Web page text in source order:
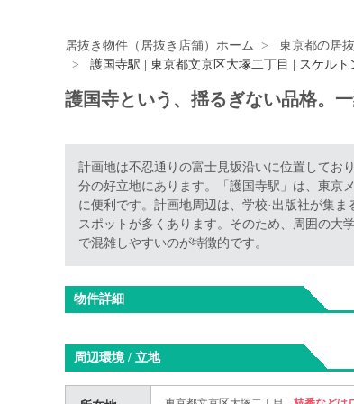
居抜き物件（居抜き店舗）ホーム 東京都の居
護国寺駅 | 東京都文京区大塚二丁目 | スケルト
護国寺という、揺るぎない品格。
計画地は不忍通りの富士見坂沿いに位置してお
分の好立地にあります。「護国寺駅」は、東京
に便利です。計画地周辺は、学校·出版社が集
スポットが多くあります。そのため、周囲の大
で混雑しやすいのが特徴的です。
物件詳細
周辺環境 / 立地